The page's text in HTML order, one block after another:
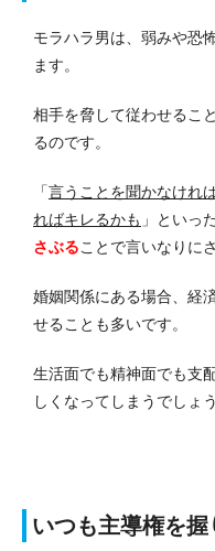
モラハラ男は、弱みや恐
ます。
相手を脅して従わせるこ
るのです。
「言うことを聞かなけれ
ればキレるかも 」といっ
さぶることで言いなりに
婚姻関係にある場合、経
せることも多いです。
生活面でも精神面でも支
しくなってしまうでしょう
いつも主導権を握